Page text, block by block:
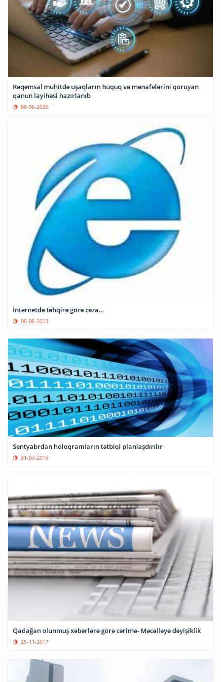
Rəqəmsal mühitdə uşaqların hüquq və mənafelərini qoruyan
qanun layihəsi hazırlanıb
08-06-2026
İnternetdə təhqirə görə cəza…
06-06-2013
Sentyabrdan holoqramların tətbiqi planlaşdırılır
31-07-2015
Qadağan olunmuş xəbərlərə görə cərimə- Məcəlləyə dəyişiklik
25-11-2017